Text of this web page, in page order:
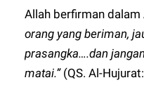
Allah berfirman dalam
orang yang beriman,
prasangka….dan
matai.” (QS. Al-